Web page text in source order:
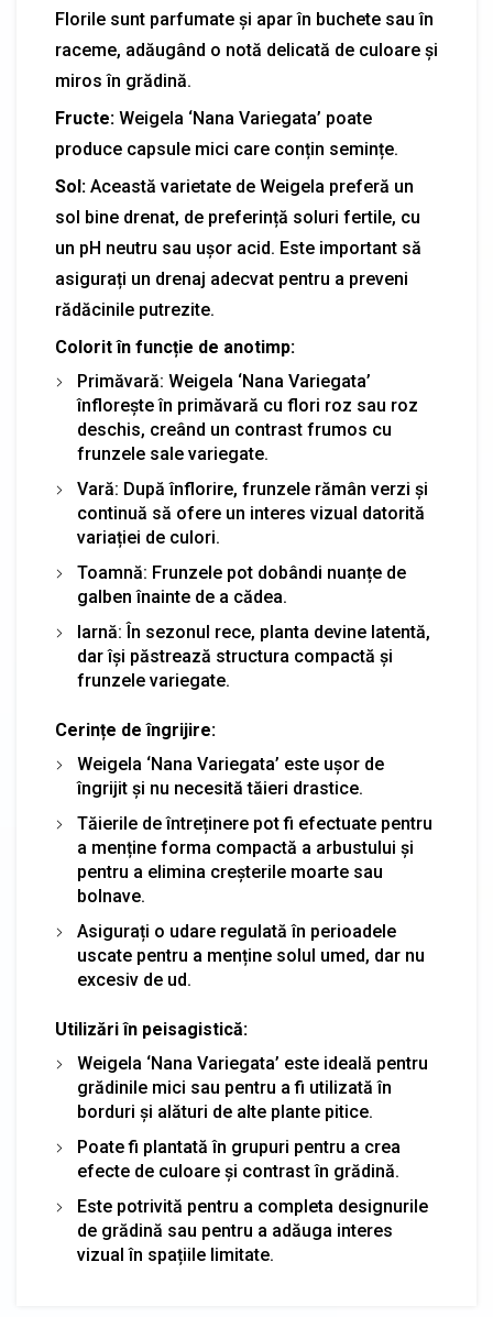
Florile sunt parfumate și apar în buchete sau în
raceme, adăugând o notă delicată de culoare și
miros în grădină.
Fructe: Weigela ‘Nana Variegata’ poate
produce capsule mici care conțin semințe.
Sol: Această varietate de Weigela preferă un
sol bine drenat, de preferință soluri fertile, cu
un pH neutru sau ușor acid. Este important să
asigurați un drenaj adecvat pentru a preveni
rădăcinile putrezite.
Colorit în funcție de anotimp:
Primăvară: Weigela ‘Nana Variegata’
înflorește în primăvară cu flori roz sau roz
deschis, creând un contrast frumos cu
frunzele sale variegate.
Vară: După înflorire, frunzele rămân verzi și
continuă să ofere un interes vizual datorită
variației de culori.
Toamnă: Frunzele pot dobândi nuanțe de
galben înainte de a cădea.
Iarnă: În sezonul rece, planta devine latentă,
dar își păstrează structura compactă și
frunzele variegate.
Cerințe de îngrijire:
Weigela ‘Nana Variegata’ este ușor de
îngrijit și nu necesită tăieri drastice.
Tăierile de întreținere pot fi efectuate pentru
a menține forma compactă a arbustului și
pentru a elimina creșterile moarte sau
bolnave.
Asigurați o udare regulată în perioadele
uscate pentru a menține solul umed, dar nu
excesiv de ud.
Utilizări în peisagistică:
Weigela ‘Nana Variegata’ este ideală pentru
grădinile mici sau pentru a fi utilizată în
borduri și alături de alte plante pitice.
Poate fi plantată în grupuri pentru a crea
efecte de culoare și contrast în grădină.
Este potrivită pentru a completa designurile
de grădină sau pentru a adăuga interes
vizual în spațiile limitate.